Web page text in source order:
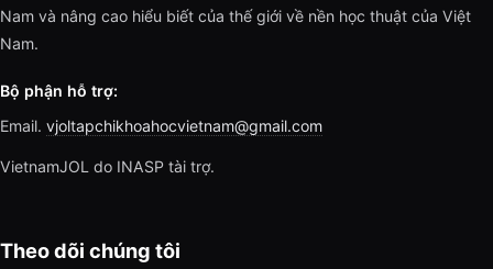
Nam và nâng cao hiểu biết của thế giới về nền học thuật của Việt
Nam.
Bộ phận hỗ trợ:
Email. vjoltapchikhoahocvietnam@gmail.com
VietnamJOL do INASP tài trợ.
Theo dõi chúng tôi